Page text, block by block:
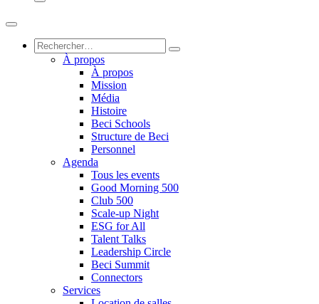
À propos
À propos
Mission
Média
Histoire
Beci Schools
Structure de Beci
Personnel
Agenda
Tous les events
Good Morning 500
Club 500
Scale-up Night
ESG for All
Talent Talks
Leadership Circle
Beci Summit
Connectors
Services